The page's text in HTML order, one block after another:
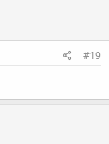
#19